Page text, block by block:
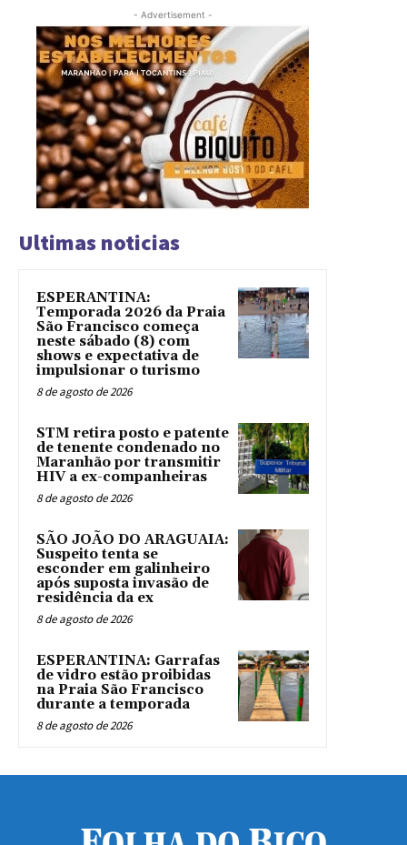
- Advertisement -
Ultimas noticias
ESPERANTINA:
Temporada 2026 da Praia
São Francisco começa
neste sábado (8) com
shows e expectativa de
impulsionar o turismo
8 de agosto de 2026
STM retira posto e patente
de tenente condenado no
Maranhão por transmitir
HIV a ex-companheiras
8 de agosto de 2026
SÃO JOÃO DO ARAGUAIA:
Suspeito tenta se
esconder em galinheiro
após suposta invasão de
residência da ex
8 de agosto de 2026
ESPERANTINA: Garrafas
de vidro estão proibidas
na Praia São Francisco
durante a temporada
8 de agosto de 2026